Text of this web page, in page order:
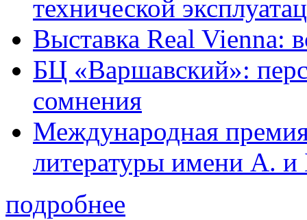
технической
Выставка Real Vienna:
БЦ «Варшавский»:
сомнения
Международная
литературы имени А. и
подробнее